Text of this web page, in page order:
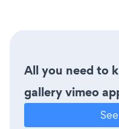
All you need to
gallery vimeo